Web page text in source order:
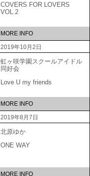
COVERS FOR LOVERS
VOL.2
MORE INFO
2019年10月2日
虹ヶ咲学園スクールアイドル
同好会
Love U my friends
MORE INFO
2019年8月7日
北原ゆか
ONE WAY
MORE INFO